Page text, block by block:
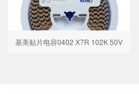
基美贴片电容0402 X7R 102K 50V